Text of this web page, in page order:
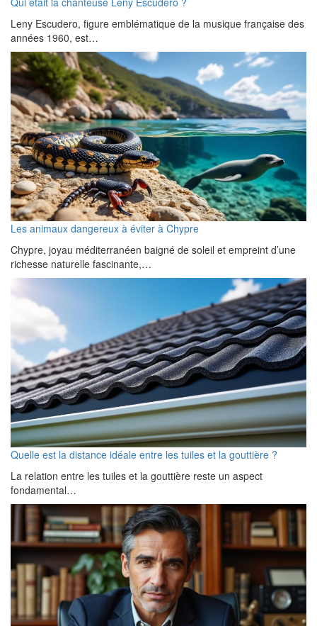
Leny Escudero, figure emblématique de la musique française des
années 1960, est…
Les animaux dangereux à éviter à Chypre
Chypre, joyau méditerranéen baigné de soleil et empreint d’une
richesse naturelle fascinante,…
Quelle est la distance idéale entre les tuiles et la gouttière ?
La relation entre les tuiles et la gouttière reste un aspect
fondamental…